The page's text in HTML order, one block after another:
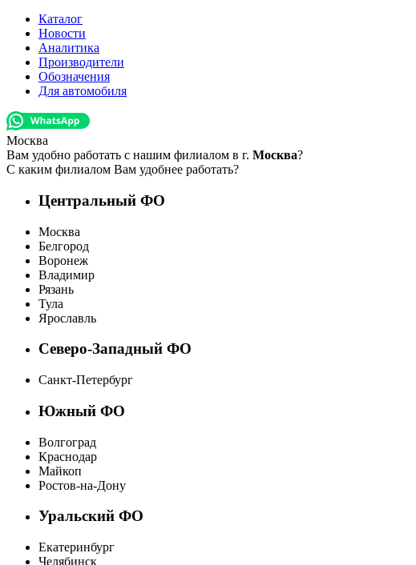
Каталог
Новости
Аналитика
Производители
Обозначения
Для автомобиля
Москва
Вам удобно работать с нашим филиалом в г. Москва?
С каким филиалом Вам удобнее работать?
Центральный ФО
Москва
Белгород
Воронеж
Владимир
Рязань
Тула
Ярославль
Северо-Западный ФО
Санкт-Петербург
Южный ФО
Волгоград
Краснодар
Майкоп
Ростов-на-Дону
Уральский ФО
Екатеринбург
Челябинск